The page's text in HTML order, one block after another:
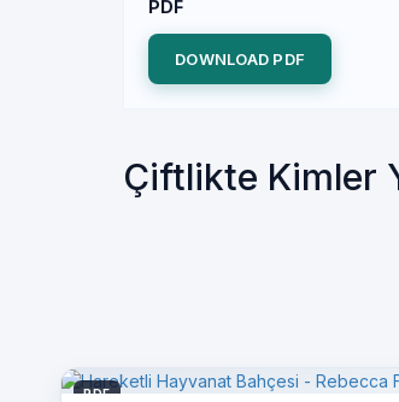
PDF
DOWNLOAD PDF
Çiftlikte Kimler
PDF